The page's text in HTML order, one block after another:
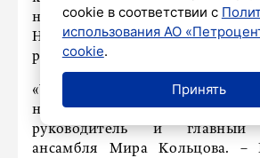
номерами в петербургском БКЗ
Неотъемлемая часть
русских народных инструментов.
«У нас нет танца ради
народная артистка СССР,
руководитель и главный
ансамбля Мира Кольцова. –
cookie в соответствии с
использования АО
cookie.
Принять